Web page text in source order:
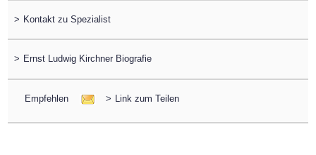
> Kontakt zu Spezialist
> Ernst Ludwig Kirchner Biografie
Empfehlen > Link zum Teilen